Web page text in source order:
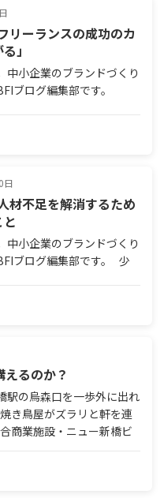
リーランスの成功のカ
」
中小企業のブランドづくり
ブログ編集部です。
持ちでしょうか。 会社員
聞いてみたところ、「自由
日
材不足を解消するため
中小企業のブランドづくり
ブログ編集部です。 少
ている日本。 会社を経
皆さん、人事に関わってい
るのか？
駅の烏森口を一歩外に出れ
き鳥屋がズラリと軒を連
商業施設・ニュー新橋ビ